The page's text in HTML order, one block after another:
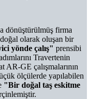
dönüştürülmüş firma
olarak oluşan bir
yönde çalış" prensibi
Travertenin
AR-GE çalışmalarının
ölçülerde yapılabilen
"Bir doğal taş eskitme